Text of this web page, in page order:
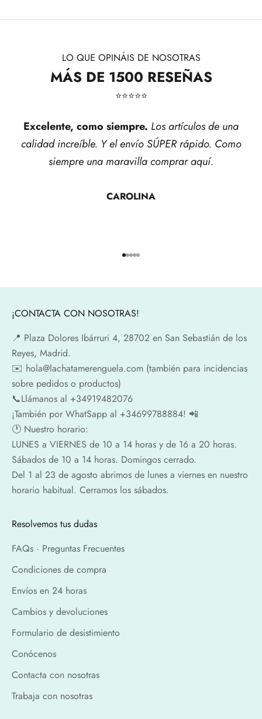
LO QUE OPINÁIS DE NOSOTRAS
MÁS DE 1500 RESEÑAS
⭐​⭐​⭐​⭐​⭐​
Excelente, como siempre. Los artículos de una
calidad increíble. Y el envío SÚPER rápido. Como
siempre una maravilla comprar aquí.
CAROLINA
Ir al artículo 1
Ir al artículo 2
Ir al artículo 3
Ir al artículo 4
Ir al artículo 5
¡CONTACTA CON NOSOTRAS!
📍​ Plaza Dolores Ibárruri 4, 28702 en San Sebastián de los
Reyes, Madrid.
✉️​ hola@lachatamerenguela.com (también para incidencias
sobre pedidos o productos)
📞​​Llámanos al +34919482076
¡También por WhatSapp al +34699788884! 📲
🕐​ Nuestro horario:
LUNES a VIERNES de 10 a 14 horas y de 16 a 20 horas.
Sábados de 10 a 14 horas. Domingos cerrado.
Del 1 al 23 de agosto abrimos de lunes a viernes en nuestro
horario habitual. Cerramos los sábados.
Resolvemos tus dudas
FAQs · Preguntas Frecuentes
Condiciones de compra
Envíos en 24 horas
Cambios y devoluciones
Formulario de desistimiento
Conócenos
Contacta con nosotras
Trabaja con nosotras